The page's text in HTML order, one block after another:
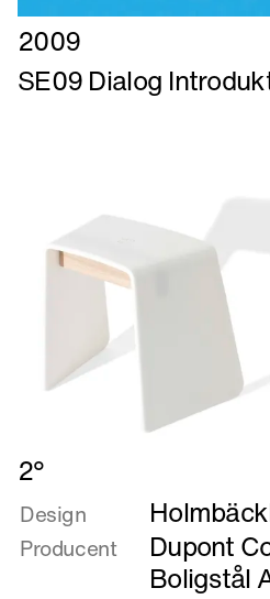
Læs
mere
om
2009
SE09 Dialog
Læs
mere
om
2°
2°
Design
Producent Dupont
Boligstål